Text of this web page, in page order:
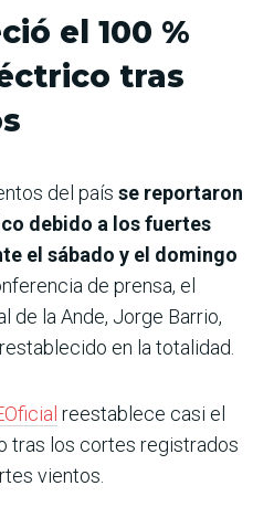
el 100 %
tras
del país se reportaron
debido a los fuertes
el sábado y el domingo
de prensa, el
de la Ande, Jorge Barrio,
en la totalidad.
reestablece casi el
tras los cortes registrados
vientos.